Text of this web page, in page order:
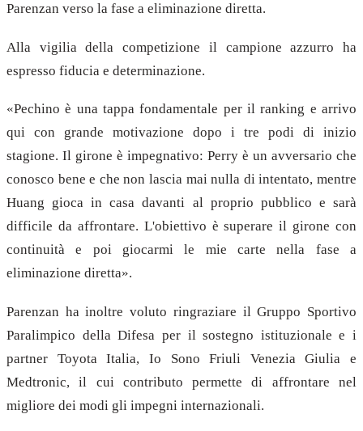
Parenzan verso la fase a eliminazione diretta.
Alla vigilia della competizione il campione azzurro ha
espresso fiducia e determinazione.
«Pechino è una tappa fondamentale per il ranking e arrivo
qui con grande motivazione dopo i tre podi di inizio
stagione. Il girone è impegnativo: Perry è un avversario che
conosco bene e che non lascia mai nulla di intentato, mentre
Huang gioca in casa davanti al proprio pubblico e sarà
difficile da affrontare. L'obiettivo è superare il girone con
continuità e poi giocarmi le mie carte nella fase a
eliminazione diretta».
Parenzan ha inoltre voluto ringraziare il Gruppo Sportivo
Paralimpico della Difesa per il sostegno istituzionale e i
partner Toyota Italia, Io Sono Friuli Venezia Giulia e
Medtronic, il cui contributo permette di affrontare nel
migliore dei modi gli impegni internazionali.